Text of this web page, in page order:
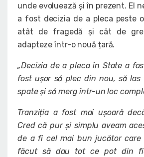
unde evoluează și în prezent. El
a fost decizia de a pleca peste
atât de fragedă și cât de
adapteze într-o nouă țară.
„Decizia de a pleca în State a
fost ușor să plec din nou, să
spate și să merg într-un loc
Tranziția a fost mai ușoară
Cred că pur și simplu aveam
de a fi cel mai bun jucător
făcut să dau tot ce pot din